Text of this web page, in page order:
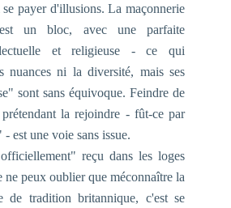
payer d'illusions. La maçonnerie
est un bloc, avec une parfaite
et religieuse - ce qui
nuances ni la diversité, mais ses
sont sans équivoque. Feindre de
la rejoindre - fût-ce par
est une voie sans issue.
reçu dans les loges
ne peux oublier que méconnaître la
de tradition britannique, c'est se